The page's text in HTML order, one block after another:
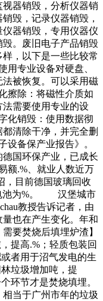
器销毁，分析仪器销
毁，记录仪器销毁，
器销毁，专用仪器仪
。废旧电子产品销毁
，以下是一些比较常
用专业设备对硬盘、
被恢复。可以采用磁
擦除：将磁性介质如
需要使用专业的设
化销毁：使用数据彻
清除干净，并完全删
设备保产业报告》。
国环保产业，已成长
额.%、就业人数近万
目前德国玻璃回收
电池为%。 汉堡城市
教授告诉记者，由
也在产生变化。年和
要焚烧后填埋炉渣】
提高.%；轻质包装回
者用于沼气发电的生
垃圾增加吨，提
节才是焚烧填埋。
当于广州市年的垃圾